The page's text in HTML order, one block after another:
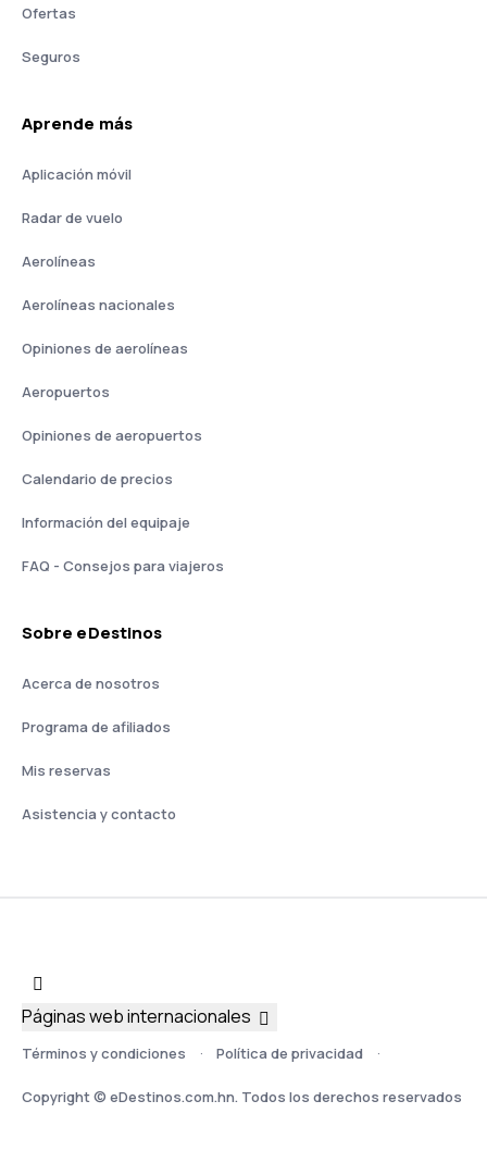
Ofertas
Seguros
Aprende más
Aplicación móvil
Radar de vuelo
Aerolíneas
Aerolíneas nacionales
Opiniones de aerolíneas
Aeropuertos
Opiniones de aeropuertos
Calendario de precios
Información del equipaje
FAQ - Consejos para viajeros
Sobre eDestinos
Acerca de nosotros
Programa de afiliados
Mis reservas
Asistencia y contacto
Términos y condiciones Política de privacidad
Copyright © eDestinos.com.hn. Todos los derechos reservados
Páginas web internacionales